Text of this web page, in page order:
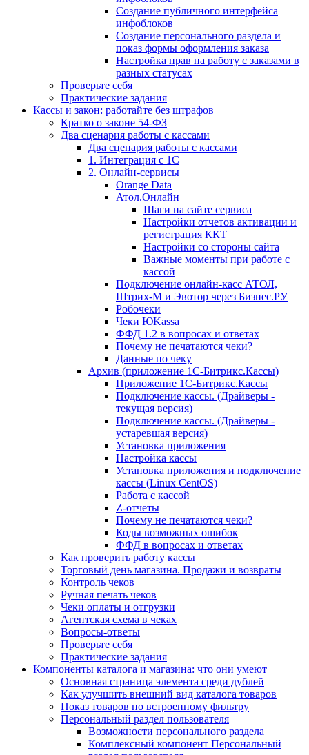
Создание публичного интерфейса
инфоблоков
Создание персонального раздела и
показ формы оформления заказа
Настройка прав на работу с заказами в
разных статусах
Проверьте себя
Практические задания
Кассы и закон: работайте без штрафов
Кратко о законе 54-ФЗ
Два сценария работы с кассами
Два сценария работы с кассами
1. Интеграция с 1С
2. Онлайн-сервисы
Orange Data
Атол.Онлайн
Шаги на сайте сервиса
Настройки отчетов активации и
регистрация ККТ
Настройки со стороны сайта
Важные моменты при работе с
кассой
Подключение онлайн-касс АТОЛ,
Штрих-М и Эвотор через Бизнес.РУ
Робочеки
Чеки ЮKassa
ФФД 1.2 в вопросах и ответах
Почему не печатаются чеки?
Данные по чеку
Архив (приложение 1С-Битрикс.Кассы)
Приложение 1С-Битрикс.Кассы
Подключение кассы. (Драйверы -
текущая версия)
Подключение кассы. (Драйверы -
устаревшая версия)
Установка приложения
Настройка кассы
Установка приложения и подключение
кассы (Linux CentOS)
Работа с кассой
Z-отчеты
Почему не печатаются чеки?
Коды возможных ошибок
ФФД в вопросах и ответах
Как проверить работу кассы
Торговый день магазина. Продажи и возвраты
Контроль чеков
Ручная печать чеков
Чеки оплаты и отгрузки
Агентская схема в чеках
Вопросы-ответы
Проверьте себя
Практические задания
Компоненты каталога и магазина: что они умеют
Основная страница элемента среди дублей
Как улучшить внешний вид каталога товаров
Показ товаров по встроенному фильтру
Персональный раздел пользователя
Возможности персонального раздела
Комплексный компонент Персональный